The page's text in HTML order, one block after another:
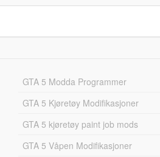
GTA 5 Modda Programmer
GTA 5 Kjøretøy Modifikasjoner
GTA 5 kjøretøy paint job mods
GTA 5 Våpen Modifikasjoner